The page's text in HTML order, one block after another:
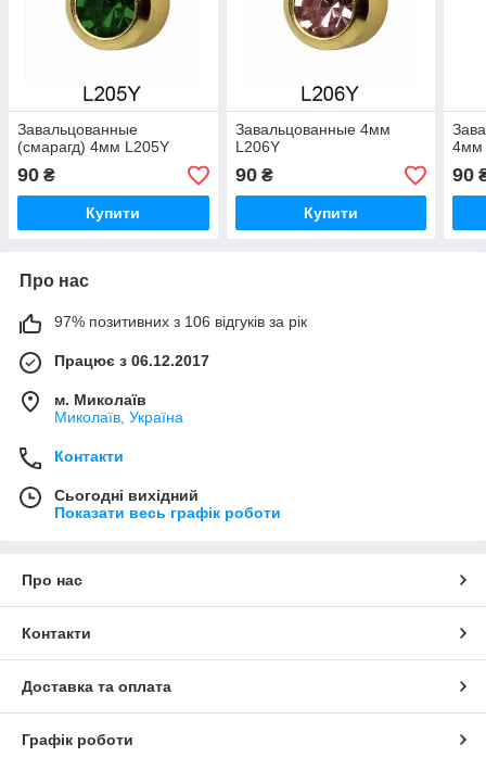
Завальцованные
(смарагд) 4мм L205Y
90 ₴
Купити
Завальцованные 4мм
L206Y
90₴
Купити
4мм
90
Про нас
97% позитивних з 106 відгуків за рік
Працює з 06.12.2017
м. Миколаїв
Миколаїв, Україна
Контакти
Сьогодні вихідний
Показати весь графік роботи
Про нас
Контакти
Доставка та оплата
Графік роботи